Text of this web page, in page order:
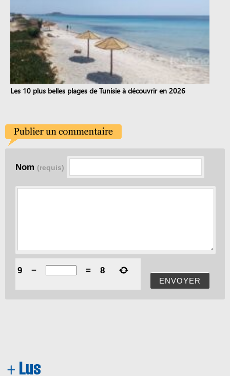
Les 10 plus belles plages de Tunisie à découvrir en 2026
Nom (requis)
ENVOYER
9 − = 8